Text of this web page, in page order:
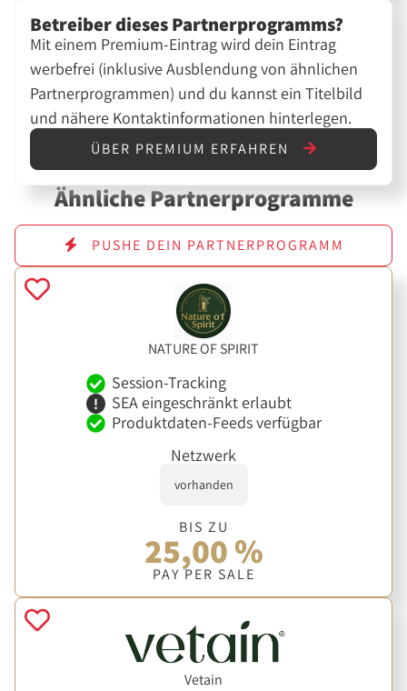
Betreiber dieses Partnerprogramms?
Mit einem Premium-Eintrag wird dein Eintrag
werbefrei (inklusive Ausblendung von ähnlichen
Partnerprogrammen) und du kannst ein Titelbild
und nähere Kontaktinformationen hinterlegen.
ÜBER PREMIUM ERFAHREN
Ähnliche Partnerprogramme
PUSHE DEIN PARTNERPROGRAMM
NATURE OF SPIRIT
Session-Tracking
SEA eingeschränkt erlaubt
Produktdaten-Feeds verfügbar
Netzwerk
vorhanden
BIS ZU
25,00 %
PAY PER SALE
Vetain